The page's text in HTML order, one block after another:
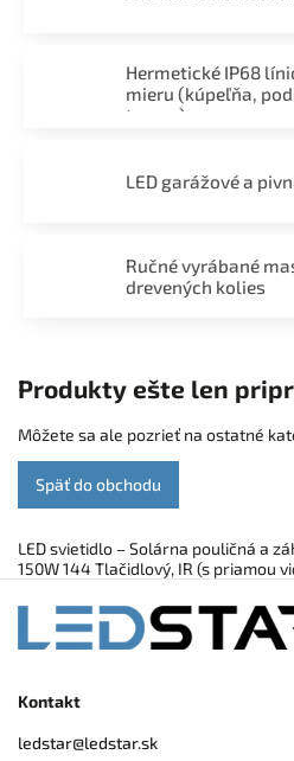
Hermetické IP68
mieru (kúpeľňa,
terasa)
LED garážové a
Ručné vyrábané
drevených kolies
Produkty ešte len
Môžete sa ale pozrieť na ostatné
Späť do obchodu
LED svietidlo – Solárna pouličná a
150W 144 Tlačidlový, IR (s priamou
Kontakt
ledstar@ledstar.sk